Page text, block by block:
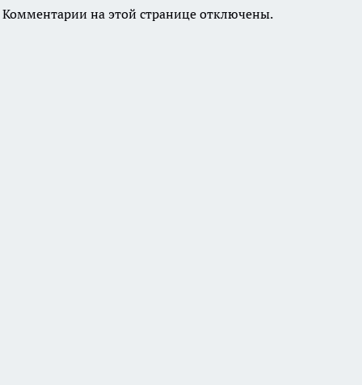
Комментарии на этой странице отключены.